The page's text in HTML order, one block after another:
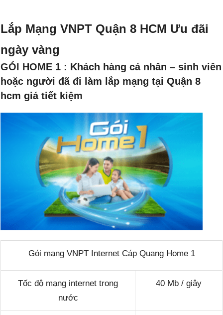
Lắp Mạng VNPT Quận 8 HCM Ưu đãi
ngày vàng
GÓI HOME 1 : Khách hàng cá nhân – sinh viên
hoặc người đã đi làm lắp mạng tại Quận 8
hcm giá tiết kiệm
Gói mạng VNPT Internet Cáp Quang Home 1
Tốc độ mạng internet trong
nước
40 Mb / giây